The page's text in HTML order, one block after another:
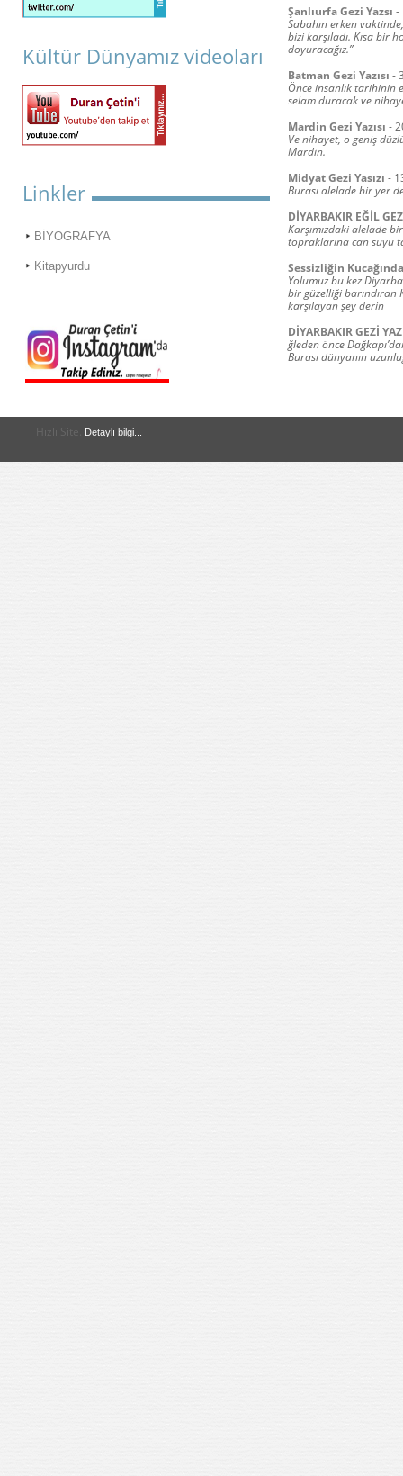
Kültür Dünyamız videoları
Linkler
BİYOGRAFYA
Kitapyurdu
Şanlıurfa Gezi Yazsı -
Sabahın erken
bizi karşıladı. Kısa bir
doyuracağız.”
Batman Gezi Yazısı -
Önce insanlık tarihinin
selam duracak ve
Mardin Gezi Yazısı -
Ve nihayet, o geniş
Mardin.
Midyat Gezi Yasızı -
Burası alelade bir yer
DİYARBAKIR EĞİL
Karşımızdaki alelade
topraklarına can suyu
Sessizliğin
Yolumuz bu kez
bir güzelliği barındıran
karşılayan şey derin
DİYARBAKIR GEZİ
ğleden önce
Burası dünyanın
Hızlı Site. Detaylı bilgi...